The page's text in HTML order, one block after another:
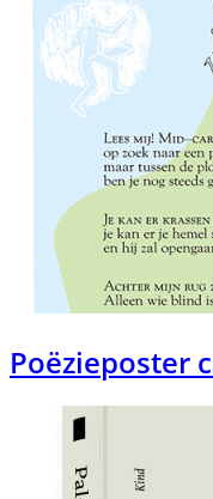
Poëzieposter